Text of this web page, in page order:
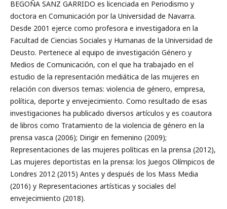
BEGOÑA SANZ GARRIDO es licenciada en Periodismo y
doctora en Comunicación por la Universidad de Navarra.
Desde 2001 ejerce como profesora e investigadora en la
Facultad de Ciencias Sociales y Humanas de la Universidad de
Deusto. Pertenece al equipo de investigación Género y
Medios de Comunicación, con el que ha trabajado en el
estudio de la representación mediática de las mujeres en
relación con diversos temas: violencia de género, empresa,
política, deporte y envejecimiento. Como resultado de esas
investigaciones ha publicado diversos artículos y es coautora
de libros como Tratamiento de la violencia de género en la
prensa vasca (2006); Dirigir en femenino (2009);
Representaciones de las mujeres políticas en la prensa (2012),
Las mujeres deportistas en la prensa: los Juegos Olímpicos de
Londres 2012 (2015) Antes y después de los Mass Media
(2016) y Representaciones artísticas y sociales del
envejecimiento (2018).